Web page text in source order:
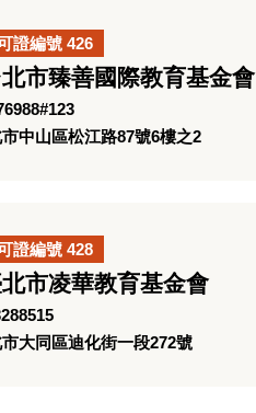
證編號 426
市臻善國際教育基金會
中山區松江路87號6樓之2
證編號 428
市凌華教育基金會
大同區迪化街一段272號